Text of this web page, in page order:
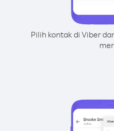
Pilih kontak di Viber